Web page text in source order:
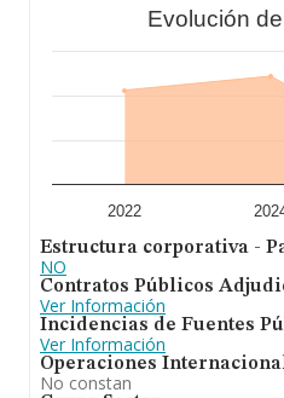
sobre 17.910 compañías, la
nacional alcanza los 5.696
entre todas las compañías
ventas en 2024. En cuanto a
provincia de Madrid, en la
aparecen 2933 empresas,
información de interés en el
de empleados es de 3; la
Evolución
2022
Estructura corporativa -
NO
Contratos Públicos
Ver Información
Incidencias de Fuentes
Ver Información
Operaciones
No constan